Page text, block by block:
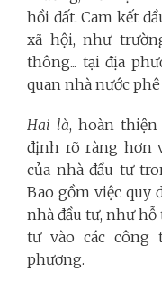
hồi đất. Cam kết
xã hội, như
thông... tại địa
quan nhà nước
Hai là, hoàn
định rõ ràng hơn
của nhà đầu tư
Bao gồm việc quy
nhà đầu tư, như hỗ
tư vào các
phương.